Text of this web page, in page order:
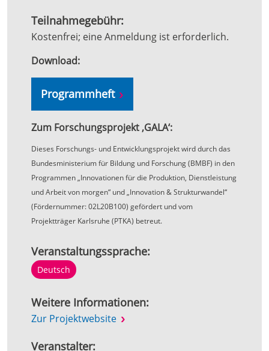
Teilnahmegebühr:
Kostenfrei; eine Anmeldung ist erforderlich.
Download:
Programmheft
Zum Forschungsprojekt ‚GALA‘:
Dieses Forschungs- und Entwicklungsprojekt wird durch das
Bundesministerium für Bildung und Forschung (BMBF) in den
Programmen „Innovationen für die Produktion, Dienstleistung
und Arbeit von morgen“ und „Innovation & Strukturwandel“
(Fördernummer: 02L20B100) gefördert und vom
Projektträger Karlsruhe (PTKA) betreut.
Veranstaltungssprache:
Deutsch
Weitere Informationen:
Zur Projektwebsite
Veranstalter: